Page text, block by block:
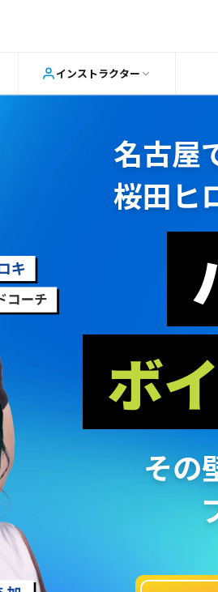
インストラクター
名古屋
桜田ヒ
ボ
その